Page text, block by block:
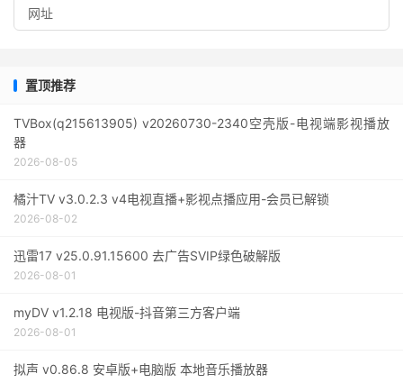
置顶推荐
TVBox(q215613905) v20260730-2340空壳版-电视端影视播放
器
2026-08-05
橘汁TV v3.0.2.3 v4电视直播+影视点播应用-会员已解锁
2026-08-02
迅雷17 v25.0.91.15600 去广告SVIP绿色破解版
2026-08-01
myDV v1.2.18 电视版-抖音第三方客户端
2026-08-01
拟声 v0.86.8 安卓版+电脑版 本地音乐播放器